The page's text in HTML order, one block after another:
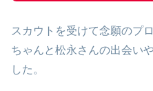
スカウトを受けて念願のプ
ちゃんと松永さんの出会い
した。